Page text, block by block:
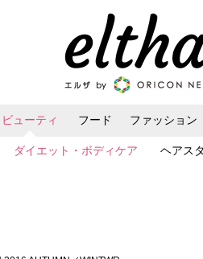
ビューティ
ダイエット・ボディケア ヘアス
フード ファッション